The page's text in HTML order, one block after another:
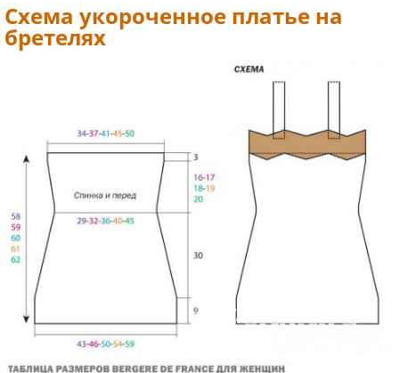
Схема укороченное платье на
бретелях